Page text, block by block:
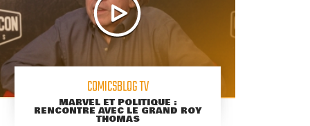
COMICSBLOG TV
MARVEL ET POLITIQUE :
RENCONTRE AVEC LE GRAND ROY
THOMAS